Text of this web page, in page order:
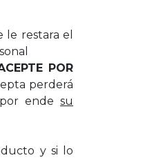
restara el
POR
perderá
endesu
y si lo